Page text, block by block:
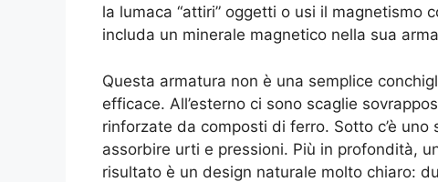
la lumaca “attiri” oggetti o usi il magnetismo
includa un minerale magnetico nella sua
Questa armatura non è una semplice
efficace. All’esterno ci sono scaglie
rinforzate da composti di ferro. Sotto c’è
assorbire urti e pressioni. Più in profondità,
risultato è un design naturale molto chiaro: